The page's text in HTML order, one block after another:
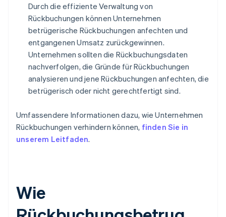
Durch die effiziente Verwaltung von
Rückbuchungen können Unternehmen
betrügerische Rückbuchungen anfechten und
entgangenen Umsatz zurückgewinnen.
Unternehmen sollten die Rückbuchungsdaten
nachverfolgen, die Gründe für Rückbuchungen
analysieren und jene Rückbuchungen anfechten, die
betrügerisch oder nicht gerechtfertigt sind.
Umfassendere Informationen dazu, wie Unternehmen
Rückbuchungen verhindern können, finden Sie in
unserem Leitfaden.
Wie